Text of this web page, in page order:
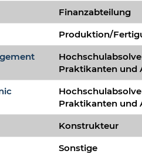
Finanzabteilung
Produktion/
Praktikanten und
Praktikanten und
Konstrukteur
Sonstige